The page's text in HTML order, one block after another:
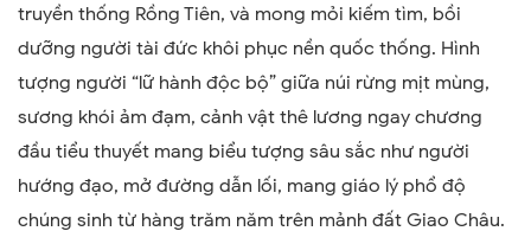
truyền thống Rồng Tiên, và mong mỏi kiếm tìm, bồi
dưỡng người tài đức khôi phục nền quốc thống. Hình
tượng người “lữ hành độc bộ” giữa núi rừng mịt mùng,
sương khói ảm đạm, cảnh vật thê lương ngay chương
đầu tiểu thuyết mang biểu tượng sâu sắc như người
hướng đạo, mở đường dẫn lối, mang giáo lý phổ độ
chúng sinh từ hàng trăm năm trên mảnh đất Giao Châu.